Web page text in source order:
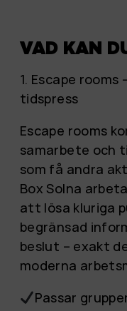
VAD KAN
1. Escape
tidspress
Escape rooms
samarbete och
som få andra
Box Solna
att lösa kluriga
begränsad
beslut – exakt
moderna
Passar